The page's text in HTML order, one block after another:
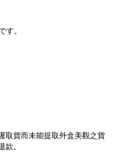
す。
取貨而未能提取外盒美觀之貨
。